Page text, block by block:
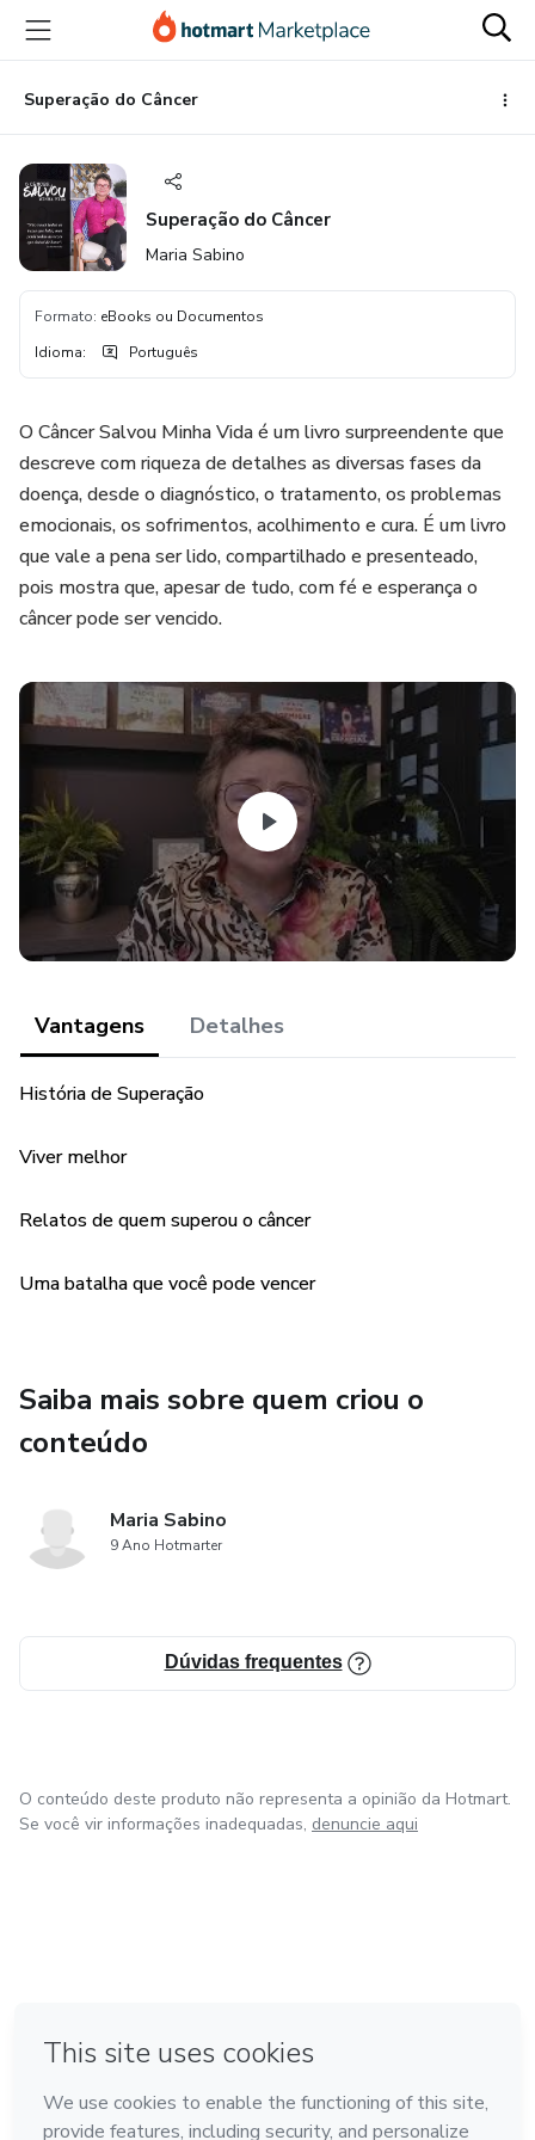
para
conteúdo
principal
para
pagamento
para
rodapé
Superação do Câncer
Superação do Câncer
Maria Sabino
Formato: eBooks ou Documentos
Idioma: Português
O Câncer Salvou Minha Vida é um livro surpreendente que
descreve com riqueza de detalhes as diversas fases da
doença, desde o diagnóstico, o tratamento, os problemas
emocionais, os sofrimentos, acolhimento e cura. É um livro
que vale a pena ser lido, compartilhado e presenteado,
pois mostra que, apesar de tudo, com fé e esperança o
câncer pode ser vencido.
Vantagens Detalhes
História de Superação
Viver melhor
Relatos de quem superou o câncer
Uma batalha que você pode vencer
Saiba mais sobre quem criou o
conteúdo
Maria Sabino
9 Ano Hotmarter
Dúvidas frequentes
O conteúdo deste produto não representa a opinião da Hotmart.
Se você vir informações inadequadas, denuncie aqui
Feito com ❤ na Cidade do México